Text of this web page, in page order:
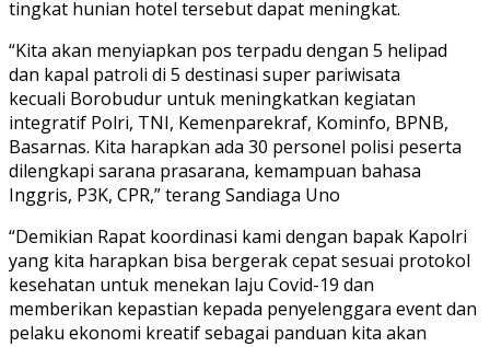
tingkat hunian hotel tersebut dapat meningkat.
“Kita akan menyiapkan pos terpadu dengan 5 helipad
dan kapal patroli di 5 destinasi super pariwisata
kecuali Borobudur untuk meningkatkan kegiatan
integratif Polri, TNI, Kemenparekraf, Kominfo, BPNB,
Basarnas. Kita harapkan ada 30 personel polisi peserta
dilengkapi sarana prasarana, kemampuan bahasa
Inggris, P3K, CPR,” terang Sandiaga Uno
“Demikian Rapat koordinasi kami dengan bapak Kapolri
yang kita harapkan bisa bergerak cepat sesuai protokol
kesehatan untuk menekan laju Covid-19 dan
memberikan kepastian kepada penyelenggara event dan
pelaku ekonomi kreatif sebagai panduan kita akan